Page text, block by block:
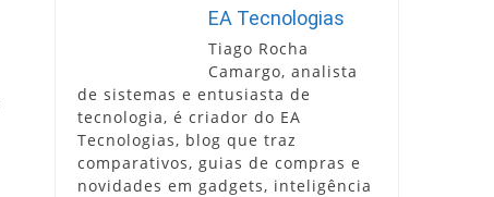
EA Tecnologias
Tiago Rocha
Camargo, analista
de sistemas e entusiasta de
tecnologia, é criador do EA
Tecnologias, blog que traz
comparativos, guias de compras e
novidades em gadgets, inteligência